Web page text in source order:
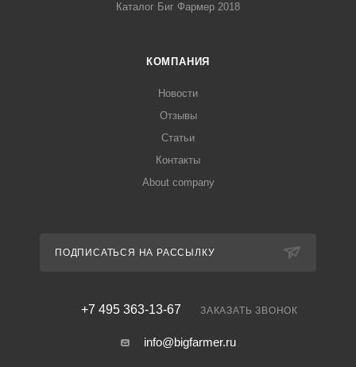
Каталог Биг Фармер 2018
КОМПАНИЯ
Новости
Отзывы
Статьи
Контакты
About company
ПОДПИСАТЬСЯ НА РАССЫЛКУ
+7 495 363-13-67 ЗАКАЗАТЬ ЗВОНОК
info@bigfarmer.ru